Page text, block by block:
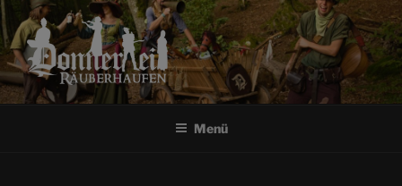
Zum
Inhalt
springen
RÄUBERHAUFEN
DONNERKEIL Menü